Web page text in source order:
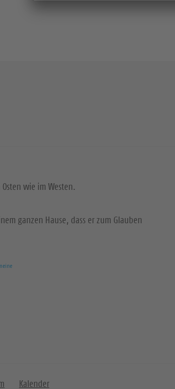
wie im Westen.
ganzen Hause, dass er zum Glauben
Kalender